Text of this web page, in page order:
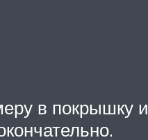
в покрышку и